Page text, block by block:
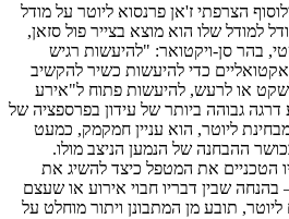
הצרפתי ז'אן פרנסוא ליוטר על מודל
למודל שלו הוא מוצא בצייר פול סזאן,
בהר סן-ויקטואר: "להיעשות רגיש
כדי להיעשות כשיר להקשיב
או לרעש, להיעשות פתוח ל"אירע
גבוהה ביותר של עידון בפרספציה של
ליוטר, הוא עניין חמקמק, כמעט
ההבחנה של הנמען הניצב מולו.
הטכניים את המטפל כיצד להשיג את
שבין דבריו חבוי אירוע או שעצם
תובע מן המתבונן ויתור מוחלט על